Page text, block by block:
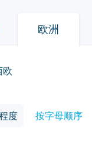
欧洲
欧
度 按字母顺序